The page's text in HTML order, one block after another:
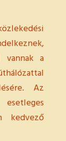
vannak a
Az
kedvező